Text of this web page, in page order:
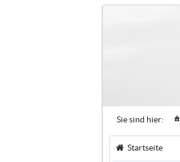
Sie sind hier:
Startseite